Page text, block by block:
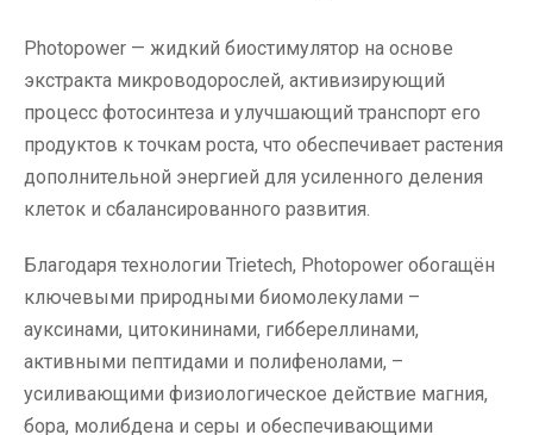
Photopower — жидкий биостимулятор на основе
экстракта микроводорослей, активизирующий
процесс фотосинтеза и улучшающий транспорт его
продуктов к точкам роста, что обеспечивает растения
дополнительной энергией для усиленного деления
клеток и сбалансированного развития.
Благодаря технологии Trietech, Photopower обогащён
ключевыми природными биомолекулами –
ауксинами, цитокининами, гиббереллинами,
активными пептидами и полифенолами, –
усиливающими физиологическое действие магния,
бора, молибдена и серы и обеспечивающими